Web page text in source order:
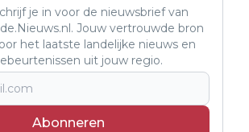
je in voor de nieuwsbrief van
Jouw vertrouwde bron
het laatste landelijke nieuws en
uit jouw regio.
Abonneren